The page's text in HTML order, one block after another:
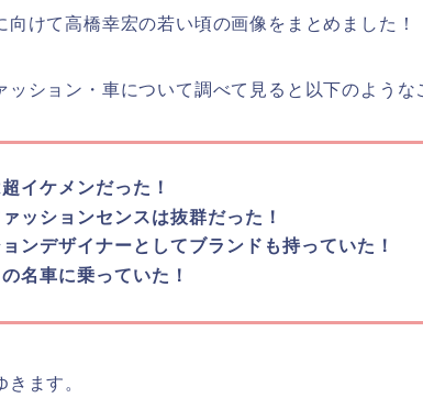
向けて高橋幸宏の若い頃の画像をまとめました！
ション・車について調べて見ると以下のような
イケメンだった！
ッションセンスは抜群だった！
ンデザイナーとしてブランドも持っていた！
名車に乗っていた！
ます。